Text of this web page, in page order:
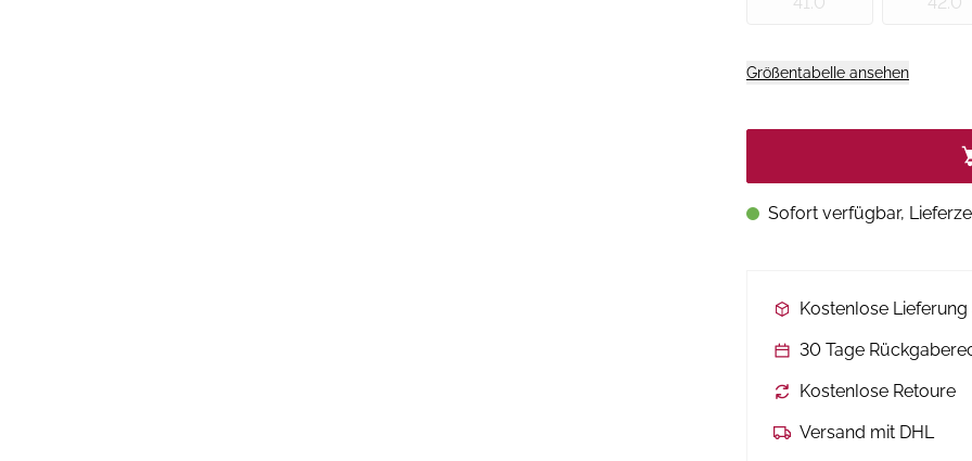
Größentabelle ansehen
Sofort verfügbar,
Kostenlose
30 Tage
Kostenlose Retoure
Versand mit DHL